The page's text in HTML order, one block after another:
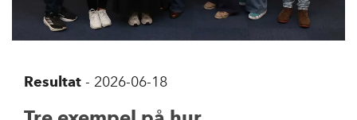
Resultat - 2026-06-18